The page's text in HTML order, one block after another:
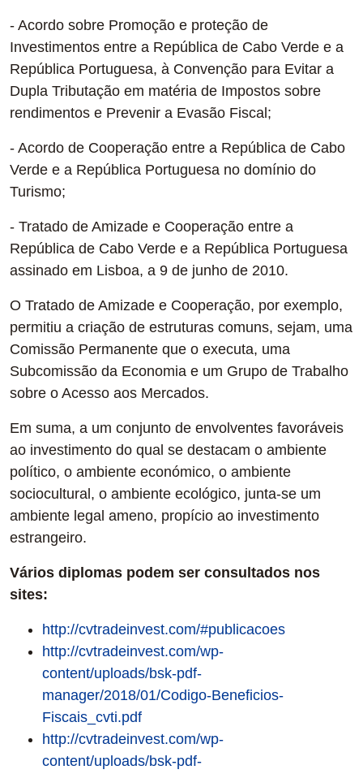
- Acordo sobre Promoção e proteção de
Investimentos entre a República de Cabo Verde e a
República Portuguesa, à Convenção para Evitar a
Dupla Tributação em matéria de Impostos sobre
rendimentos e Prevenir a Evasão Fiscal;
- Acordo de Cooperação entre a República de Cabo
Verde e a República Portuguesa no domínio do
Turismo;
- Tratado de Amizade e Cooperação entre a
República de Cabo Verde e a República Portuguesa
assinado em Lisboa, a 9 de junho de 2010.
O Tratado de Amizade e Cooperação, por exemplo,
permitiu a criação de estruturas comuns, sejam, uma
Comissão Permanente que o executa, uma
Subcomissão da Economia e um Grupo de Trabalho
sobre o Acesso aos Mercados.
Em suma, a um conjunto de envolventes favoráveis
ao investimento do qual se destacam o ambiente
político, o ambiente económico, o ambiente
sociocultural, o ambiente ecológico, junta-se um
ambiente legal ameno, propício ao investimento
estrangeiro.
Vários diplomas podem ser consultados nos
sites:
http://cvtradeinvest.com/#publicacoes
http://cvtradeinvest.com/wp-
content/uploads/bsk-pdf-
manager/2018/01/Codigo-Beneficios-
Fiscais_cvti.pdf
http://cvtradeinvest.com/wp-
content/uploads/bsk-pdf-